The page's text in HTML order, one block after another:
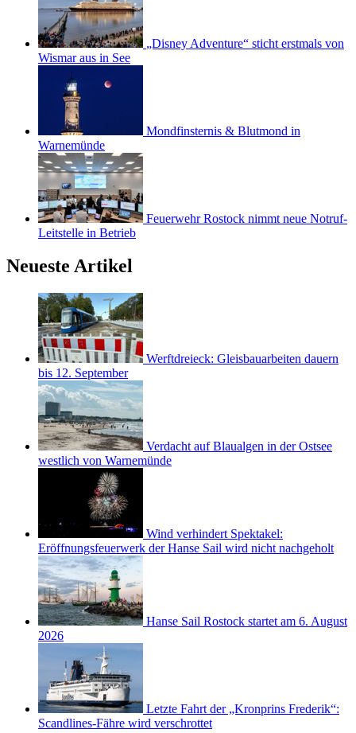
„Disney Adventure“ sticht erstmals von
Wismar aus in See
Mondfinsternis & Blutmond in
Warnemünde
Feuerwehr Rostock nimmt neue Notruf-
Leitstelle in Betrieb
Neueste Artikel
Werftdreieck: Gleisbauarbeiten dauern
bis 12. September
Verdacht auf Blaualgen in der Ostsee
westlich von Warnemünde
Wind verhindert Spektakel:
Eröffnungsfeuerwerk der Hanse Sail wird nicht nachgeholt
Hanse Sail Rostock startet am 6. August
2026
Letzte Fahrt der „Kronprins Frederik“:
Scandlines-Fähre wird verschrottet